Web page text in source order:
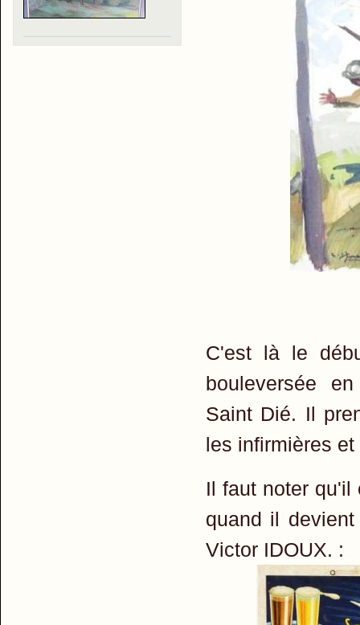
C'est là le
bouleversée en
Saint Dié. Il
les infirmières
Il faut noter qu'il
quand il
Victor IDOUX. :